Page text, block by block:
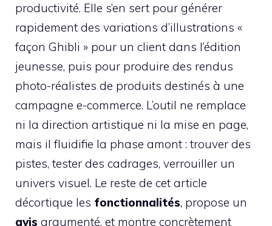
productivité. Elle s’en sert pour générer
rapidement des variations d’illustrations «
façon Ghibli » pour un client dans l’édition
jeunesse, puis pour produire des rendus
photo-réalistes de produits destinés à une
campagne e-commerce. L’outil ne remplace
ni la direction artistique ni la mise en page,
mais il fluidifie la phase amont : trouver des
pistes, tester des cadrages, verrouiller un
univers visuel. Le reste de cet article
décortique les fonctionnalités, propose un
avis argumenté, et montre concrètement